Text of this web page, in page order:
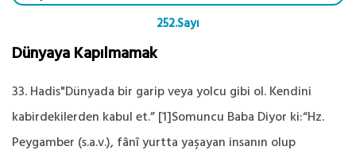
252.Sayı
Dünyaya Kapılmamak
33. Hadis"Dünyada bir garip veya yolcu gibi ol. Kendini
kabirdekilerden kabul et.” [1]Somuncu Baba Diyor ki:“Hz.
Peygamber (s.a.v.), fânî yurtta yaşayan insanın olup